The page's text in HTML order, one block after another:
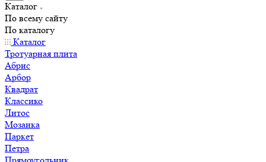
Каталог
По всему сайту
По каталогу
Каталог
Тротуарная плита
Абрис
Арбор
Квадрат
Классико
Литос
Мозаика
Паркет
Петра